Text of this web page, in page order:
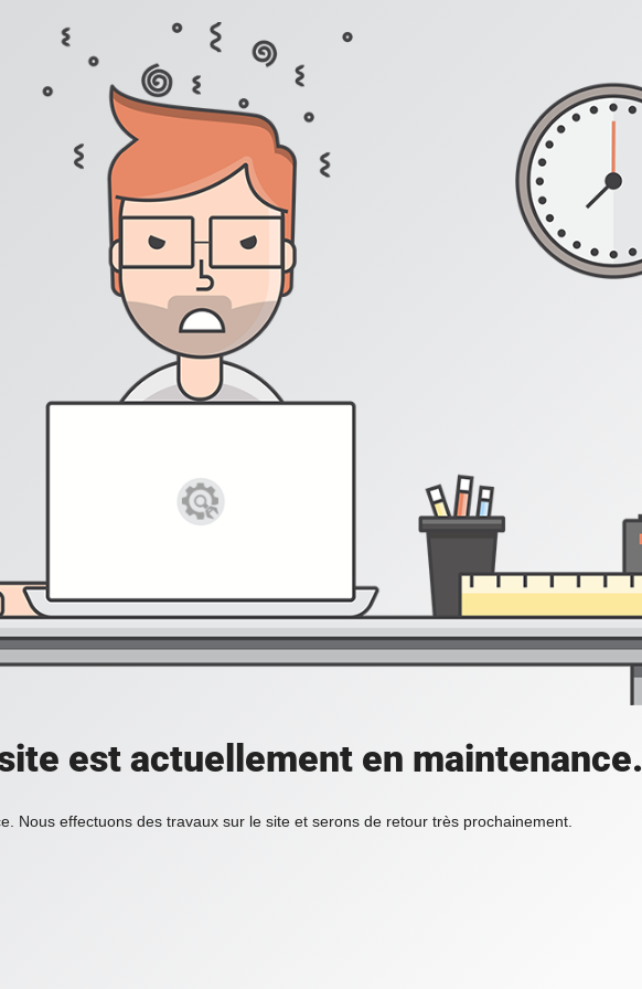
est actuellement en maintenance.
Nous effectuons des travaux sur le site et serons de retour très prochainement.